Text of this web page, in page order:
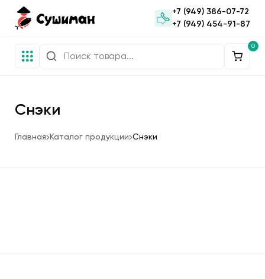
+7 (949) 386-07-72
+7 (949) 454-91-87
0
Снэки
Главная Каталог продукции Снэки